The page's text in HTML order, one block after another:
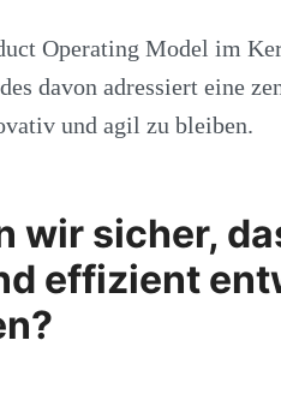
Operating Model im
davon adressiert eine
und agil zu bleiben.
wir sicher,
effizient